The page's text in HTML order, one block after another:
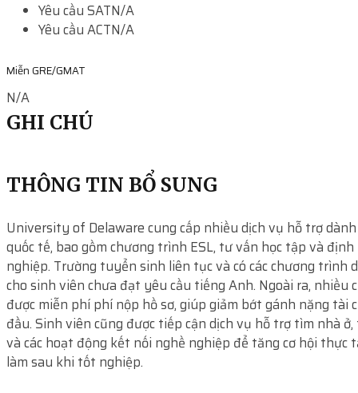
Yêu cầu SATN/A
Yêu cầu ACTN/A
Miễn GRE/GMAT
N/A
THÔNG TIN BỔ SUNG
University of Delaware cung cấp nhiều dịch vụ hỗ trợ
quốc tế, bao gồm chương trình ESL, tư vấn học tập và
nghiệp. Trường tuyển sinh liên tục và có các chương trình
cho sinh viên chưa đạt yêu cầu tiếng Anh. Ngoài ra, nhiều
được miễn phí phí nộp hồ sơ, giúp giảm bớt gánh nặng tài
đầu. Sinh viên cũng được tiếp cận dịch vụ hỗ trợ tìm nhà
và các hoạt động kết nối nghề nghiệp để tăng cơ hội thực
làm sau khi tốt nghiệp.
GHI CHÚ